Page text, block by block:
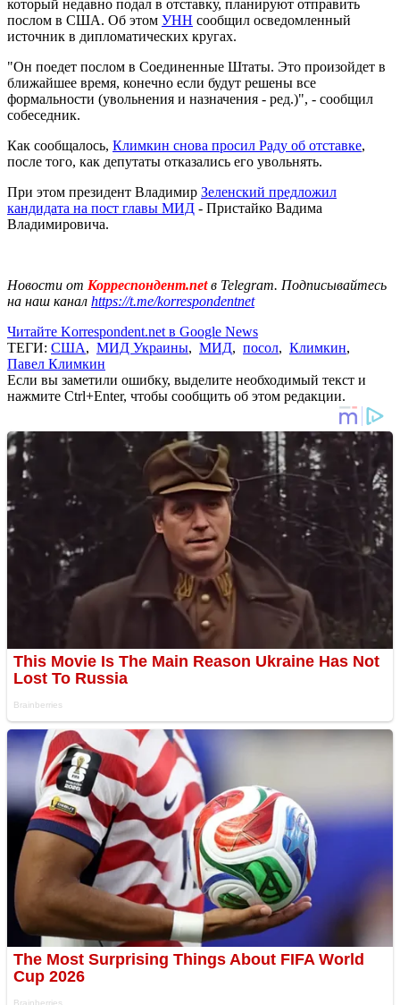
который недавно подал в отставку, планируют отправить
послом в США. Об этом УНН сообщил осведомленный
источник в дипломатических кругах.
"Он поедет послом в Соединенные Штаты. Это произойдет в
ближайшее время, конечно если будут решены все
формальности (увольнения и назначения - ред.)", - сообщил
собеседник.
Как сообщалось, Климкин снова просил Раду об отставке,
после того, как депутаты отказались его увольнять.
При этом президент Владимир Зеленский предложил
кандидата на пост главы МИД - Пристайко Вадима
Владимировича.
Новости от Корреспондент.netв Telegram. Подписывайтесь
на наш канал https://t.me/korrespondentnet
Читайте Korrespondent.net в Google News
ТЕГИ: США, МИД Украины, МИД, посол, Климкин,
Павел Климкин
Если вы заметили ошибку, выделите необходимый текст и
нажмите Ctrl+Enter, чтобы сообщить об этом редакции.